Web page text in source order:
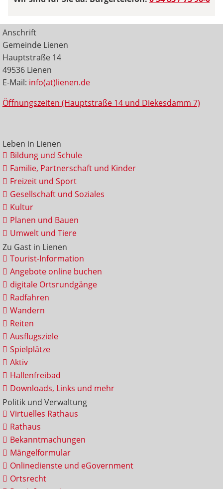
Anschrift
Gemeinde Lienen
Hauptstraße 14
49536 Lienen
E-Mail: info(at)lienen.de
Öffnungszeiten (Hauptstraße 14 und Diekesdamm 7)
Leben in Lienen
Bildung und Schule
Familie, Partnerschaft und Kinder
Freizeit und Sport
Gesellschaft und Soziales
Kultur
Planen und Bauen
Umwelt und Tiere
Zu Gast in Lienen
Tourist-Information
Angebote online buchen
digitale Ortsrundgänge
Radfahren
Wandern
Reiten
Ausflugsziele
Spielplätze
Aktiv
Hallenfreibad
Downloads, Links und mehr
Politik und Verwaltung
Virtuelles Rathaus
Rathaus
Bekanntmachungen
Mängelformular
Onlinedienste und eGovernment
Ortsrecht